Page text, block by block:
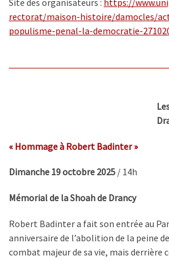
Site des organisateurs : https://
rectorat/maison-histoire/damocles/
populisme-penal-la-democratie-
« Hommage à Robert Badinter »
Dimanche 19 octobre 2025 / 14h
Mémorial de la Shoah de Drancy
Robert Badinter a fait son entrée au
anniversaire de l’abolition de la peine
combat majeur de sa vie, mais derrière